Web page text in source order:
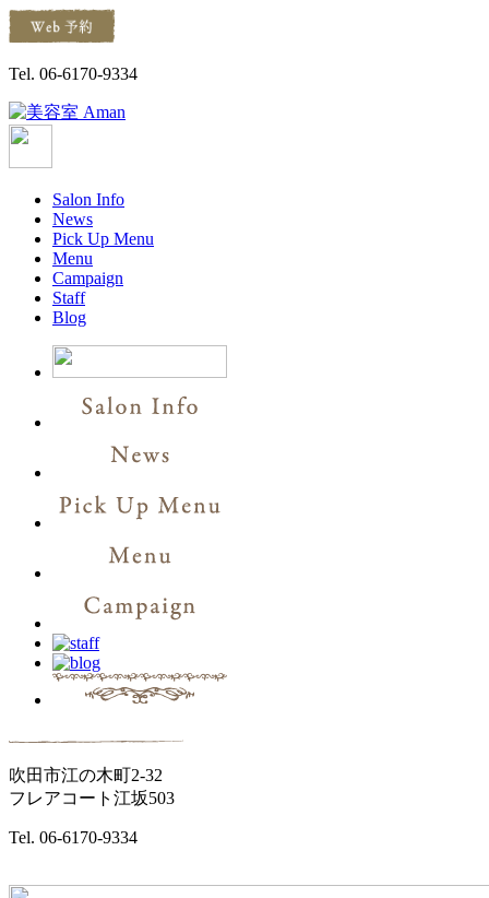
Tel. 06-6170-9334
Salon Info
News
Pick Up Menu
Menu
Campaign
Staff
Blog
吹田市江の木町2-32
フレアコート江坂503
Tel. 06-6170-9334